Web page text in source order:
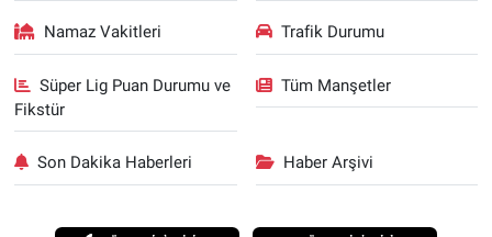
Namaz Vakitleri Trafik Durumu
Süper Lig Puan Durumu ve
Fikstür
Tüm Manşetler
Son Dakika Haberleri Haber Arşivi